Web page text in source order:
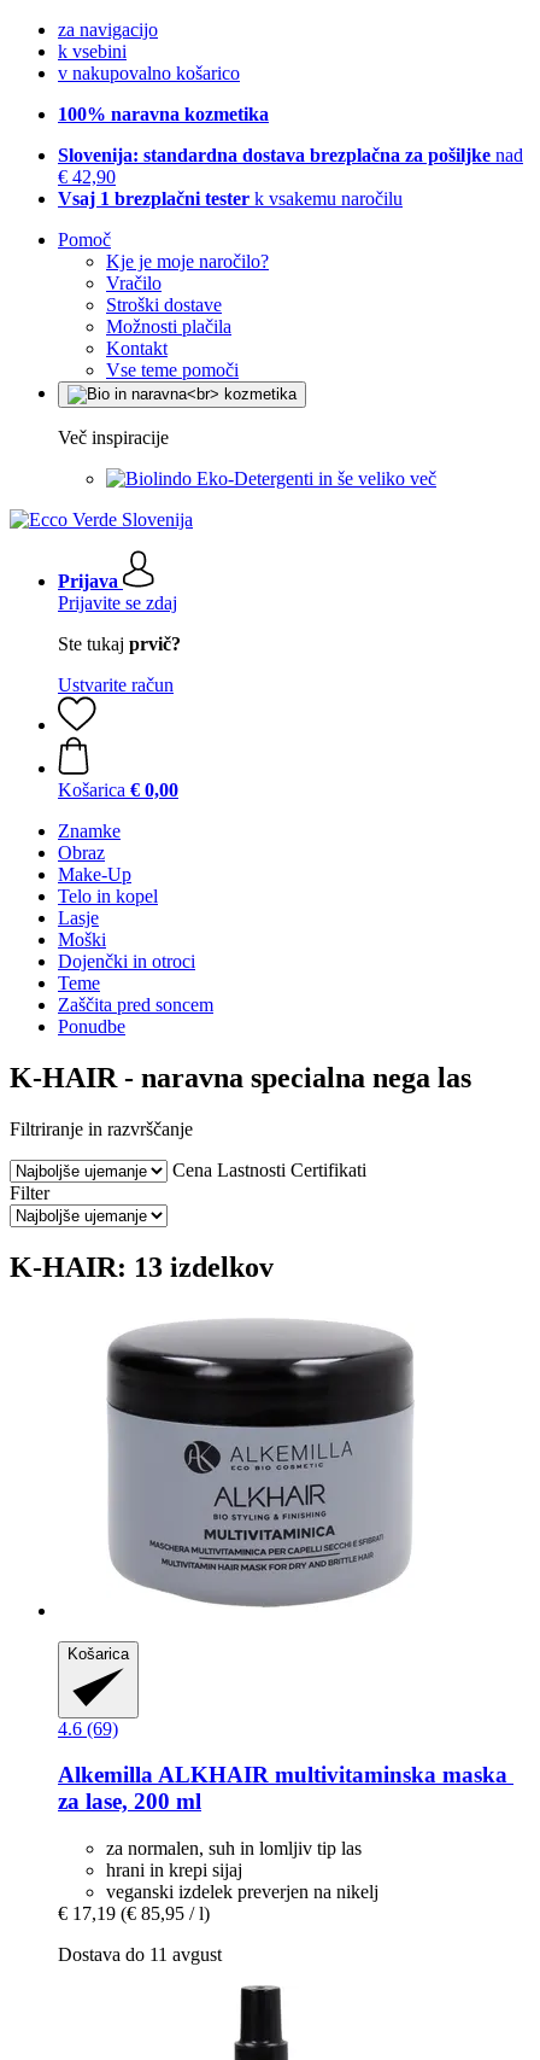
za navigacijo
k vsebini
v nakupovalno košarico
100% naravna kozmetika
Slovenija: standardna dostava brezplačna za pošiljke nad
€ 42,90
Vsaj 1 brezplačni tester k vsakemu naročilu
Pomoč
Kje je moje naročilo?
Vračilo
Stroški dostave
Možnosti plačila
Kontakt
Vse teme pomoči
Več inspiracije
Eko-Detergenti in še veliko več
Prijava
Prijavite se zdaj
Ste tukaj prvič?
Ustvarite račun
Košarica € 0,00
Znamke
Obraz
Make-Up
Telo in kopel
Lasje
Moški
Dojenčki in otroci
Teme
Zaščita pred soncem
Ponudbe
K-HAIR - naravna specialna nega las
Filtriranje in razvrščanje
Cena Lastnosti Certifikati
Filter
K-HAIR: 13 izdelkov
Košarica
4.6 (69)
AlkemillaALKHAIR multivitaminska maska ​​
za lase, 200 ml
za normalen, suh in lomljiv tip las
hrani in krepi sijaj
veganski izdelek preverjen na nikelj
€ 17,19 (€ 85,95 / l)
Dostava do 11 avgust